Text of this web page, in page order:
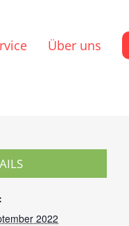
Über uns
2022